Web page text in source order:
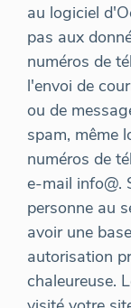
au logiciel
pas aux
numéros de
l'envoi de
ou de
spam, même
numéros de
e-mail info@.
personne au
avoir une
autorisation
chaleureuse.